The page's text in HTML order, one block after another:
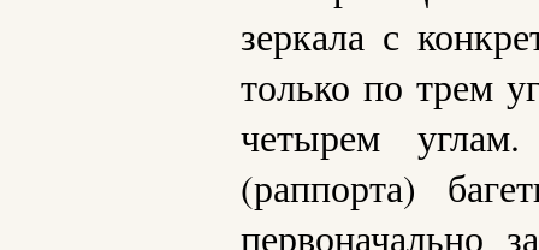
зеркала с
только по трем
четырем
(раппорта)
первоначально